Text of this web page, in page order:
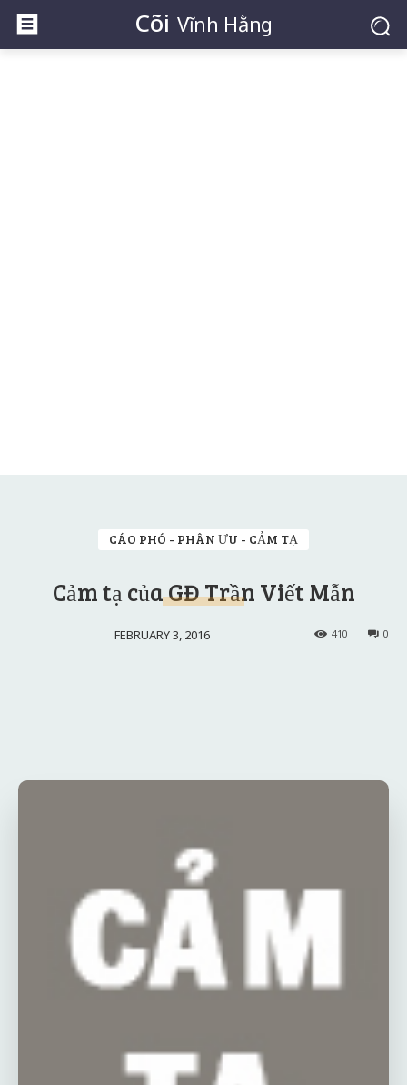
Cõi Vĩnh Hằng
CÁO PHÓ - PHÂN ƯU - CẢM TẠ
Cảm tạ của GĐ Trần Viết Mẫn
FEBRUARY 3, 2016 0
410